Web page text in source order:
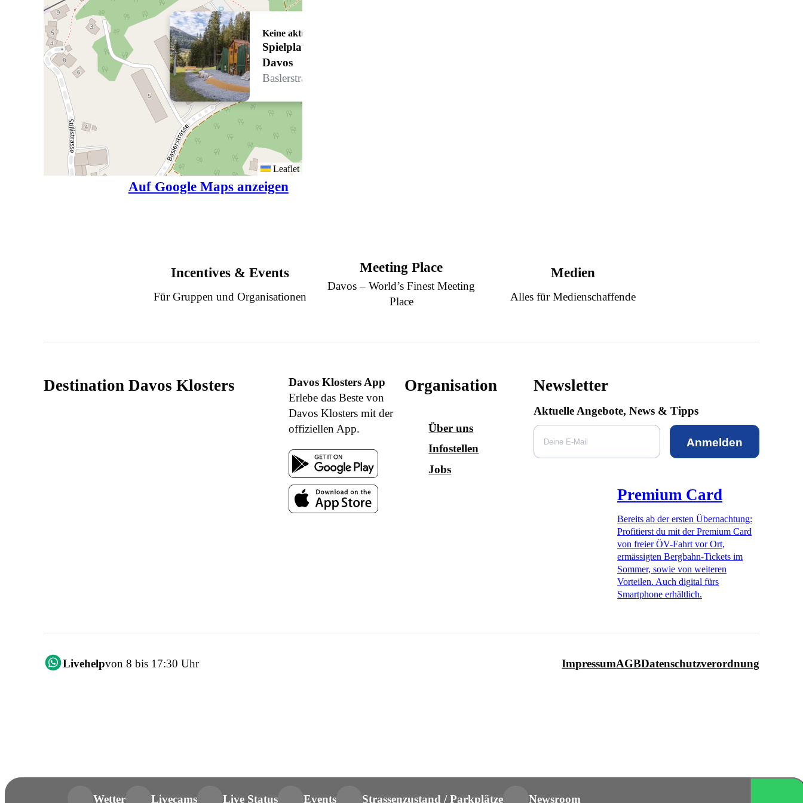
Keine aktuellen Öffnungszeiten
Spielplatz Davos - AlpenGold Hotel
Davos
Baslerstrasse 9, 7260 Davos Dorf
Leaflet
Auf Google Maps anzeigen
Incentives & Events
Für Gruppen und Organisationen
Meeting Place
Davos – World’s Finest Meeting
Place
Medien
Alles für Medienschaffende
Destination Davos Klosters
Davos Klosters App
Erlebe das Beste von
Davos Klosters mit der
offiziellen App.
Organisation
Über uns
Infostellen
Jobs
Newsletter
Aktuelle Angebote, News & Tipps
Anmelden
Premium Card
Bereits ab der ersten Übernachtung:
Profitierst du mit der Premium Card
von freier ÖV-Fahrt vor Ort,
ermässigten Bergbahn-Tickets im
Sommer, sowie von weiteren
Vorteilen. Auch digital fürs
Smartphone erhältlich.
Livehelpvon 8 bis 17:30 Uhr ImpressumAGBDatenschutzverordnung
Wetter Livecams Live Status Events Strassenzustand / Parkplätze Newsroom